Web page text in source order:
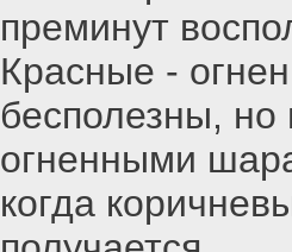
преминут
Красные -
бесполезны, но
огненными
когда